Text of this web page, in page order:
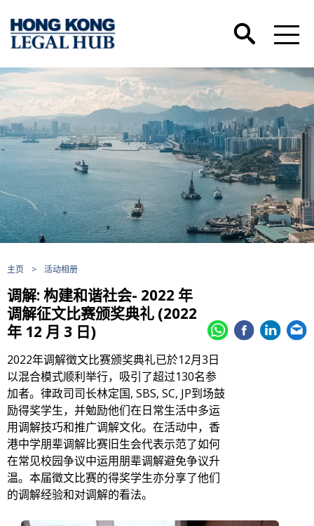
主页 > 活动相册
调解: 构建和谐社会- 2022 年
调解征文比赛颁奖典礼 (2022
年 12 月 3 日)
2022年调解徵文比赛颁奖典礼已於12月3日
以混合模式顺利举行，吸引了超过130名参
加者。律政司司长林定国, SBS, SC, JP到场鼓
励得奖学生，并勉励他们在日常生活中多运
用调解技巧和推广调解文化。在活动中，香
港中学朋辈调解比赛旧生会代表示范了如何
在常见校园争议中运用朋辈调解避免争议升
温。本届徵文比赛的得奖学生亦分享了他们
的调解经验和对调解的看法。